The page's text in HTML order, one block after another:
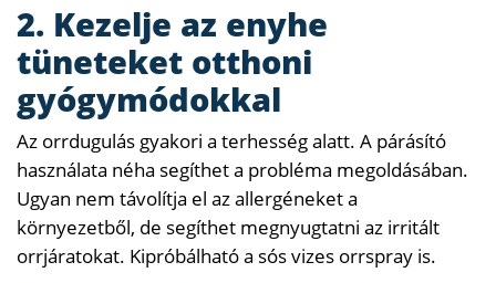
2. Kezelje az enyhe
tüneteket otthoni
gyógymódokkal
Az orrdugulás gyakori a terhesség alatt. A párásító
használata néha segíthet a probléma megoldásában.
Ugyan nem távolítja el az allergéneket a
környezetből, de segíthet megnyugtatni az irritált
orrjáratokat. Kipróbálható a sós vizes orrspray is.